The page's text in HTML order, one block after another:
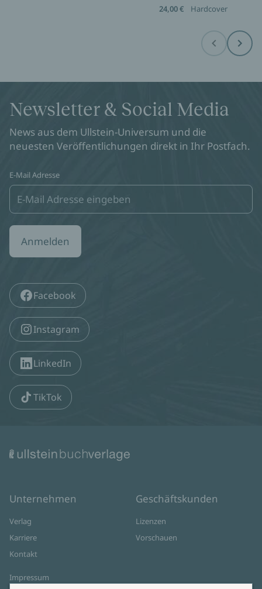
24,00 €
Hardcover
Before Next
Newsletter & Social Media
News aus dem Ullstein-Universum und die
neuesten Veröffentlichungen direkt in Ihr Postfach.
E-Mail Adresse
Anmelden
Facebook
Instagram
LinkedIn
TikTok
Unternehmen
Verlag
Karriere
Kontakt
Impressum
Geschäftskunden
Lizenzen
Vorschauen